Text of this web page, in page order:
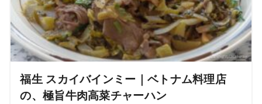
福生 スカイバインミー｜ベトナム料理店
の、極旨牛肉高菜チャーハン